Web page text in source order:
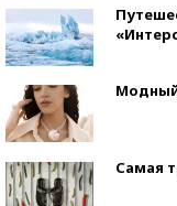
Модный
Самая